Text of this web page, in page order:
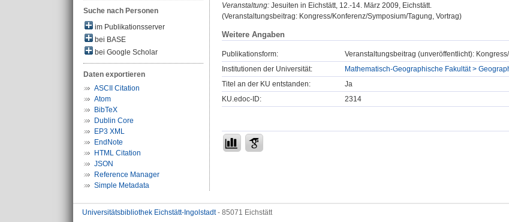
Suche nach Personen
im Publikationsserver
bei BASE
bei Google Scholar
Daten exportieren
ASCII Citation
Atom
BibTeX
Dublin Core
EP3 XML
EndNote
HTML Citation
JSON
Reference Manager
Simple Metadata
Veranstaltung: Jesuiten in Eichstätt, 12.-14. März 2009, Eichstätt.
(Veranstaltungsbeitrag: Kongress/Konferenz/Symposium/Tagung, Vortrag)
Weitere Angaben
Publikationsform:
Veranstaltungsbeitrag (unveröffentlicht):
Institutionen der Universität:
Mathematisch-Geographische Fakultät >
Titel an der KU entstanden:
Ja
KU.edoc-ID:
2314
Universitätsbibliothek Eichstätt-Ingolstadt- 85071 Eichstätt